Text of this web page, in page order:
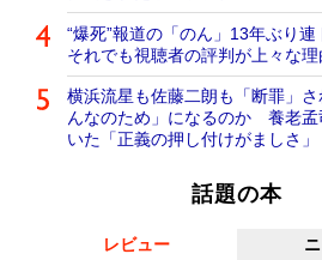
“爆死”報道の「のん」13年ぶり
それでも視聴者の評判が上々な理
横浜流星も佐藤二朗も「断罪」
んなのため」になるのか 養老孟
いた「正義の押し付けがましさ」
話題の本
レビュー